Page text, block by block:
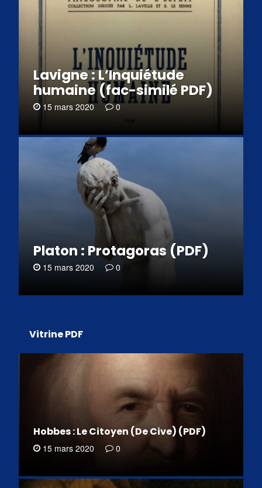
Lavigne : L’Inquiétude
humaine (fac-similé PDF)
15 mars 2020 0
Platon : Protagoras (PDF)
15 mars 2020 0
Vitrine PDF
Hobbes : Le Citoyen (De Cive) (PDF)
15 mars 2020 0